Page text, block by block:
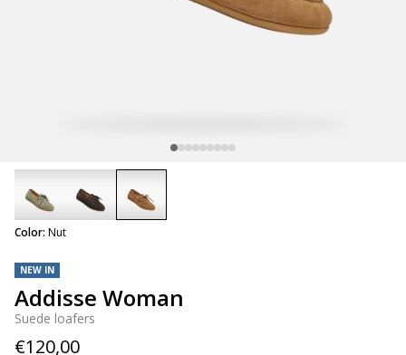
NEW IN
Addisse Woman
Suede loafers
€120,00
Color: Nut